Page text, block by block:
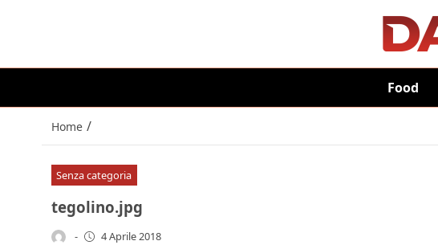
Food
Home /
Senza categoria
tegolino.jpg
- 4 Aprile 2018